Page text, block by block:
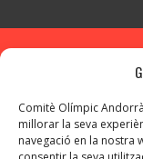
Comitè Olímpic
millorar la seva
navegació en la nostra